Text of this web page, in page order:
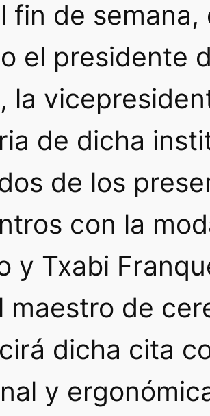
fin de
el presidente
la
de dicha
de los
con la
y Txabi
maestro de
dicha cita
y